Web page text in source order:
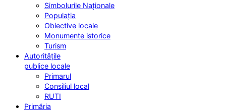
Simbolurile Naționale
Populația
Obiective locale
Monumente istorice
Turism
Autoritățile
publice locale
Primarul
Consiliul local
RUTI
Primăria